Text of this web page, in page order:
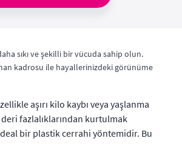
sıkı ve şekilli bir vücuda sahip olun.
kadrosu ile hayallerinizdeki görünüme
aşırı kilo kaybı veya yaşlanma
fazlalıklarından kurtulmak
bir plastik cerrahi yöntemidir. Bu